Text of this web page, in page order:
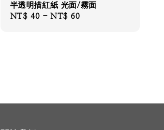
半透明描紅紙 光面/霧面
Regular
NT$ 40 - NT$ 60